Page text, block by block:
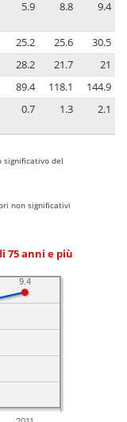
5.9 8.8 9.4
25.2 25.6
30.5
28.2 21.7
21
89.4 118.1
144.9
0.7 1.3 2.1
significativo del
non significativi
75 anni e più
9.4